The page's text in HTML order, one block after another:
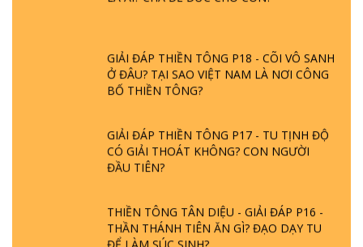
GIẢI ĐÁP THIỀN TÔNG P18 - CÕI VÔ SANH
Ở ĐÂU? TẠI SAO VIỆT NAM LÀ NƠI CÔNG
BỐ THIỀN TÔNG?
GIẢI ĐÁP THIỀN TÔNG P17 - TU TỊNH ĐỘ
CÓ GIẢI THOÁT KHÔNG? CON NGƯỜI
ĐẦU TIÊN?
THIỀN TÔNG TÂN DIỆU - GIẢI ĐÁP P16 -
THẦN THÁNH TIÊN ĂN GÌ? ĐẠO DẠY TU
ĐỂ LÀM SÚC SINH?